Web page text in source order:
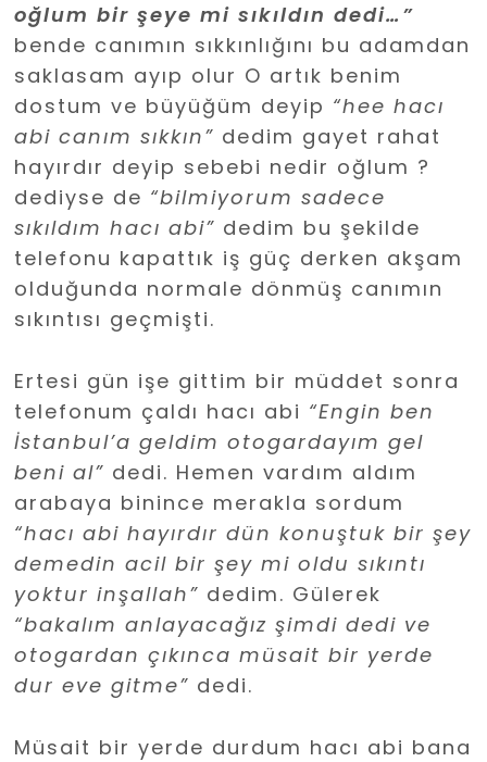
oğlum bir şeye mi sıkıldın dedi…”
bende canımın sıkkınlığını bu adamdan
saklasam ayıp olur O artık benim
dostum ve büyüğüm deyip “hee hacı
abi canım sıkkın” dedim gayet rahat
hayırdır deyip sebebi nedir oğlum ?
dediyse de “bilmiyorum sadece
sıkıldım hacı abi” dedim bu şekilde
telefonu kapattık iş güç derken akşam
olduğunda normale dönmüş canımın
sıkıntısı geçmişti.
Ertesi gün işe gittim bir müddet sonra
telefonum çaldı hacı abi “Engin ben
İstanbul’a geldim otogardayım gel
beni al” dedi. Hemen vardım aldım
arabaya binince merakla sordum
“hacı abi hayırdır dün konuştuk bir şey
demedin acil bir şey mi oldu sıkıntı
yoktur inşallah” dedim. Gülerek
“bakalım anlayacağız şimdi dedi ve
otogardan çıkınca müsait bir yerde
dur eve gitme” dedi.
Müsait bir yerde durdum hacı abi bana